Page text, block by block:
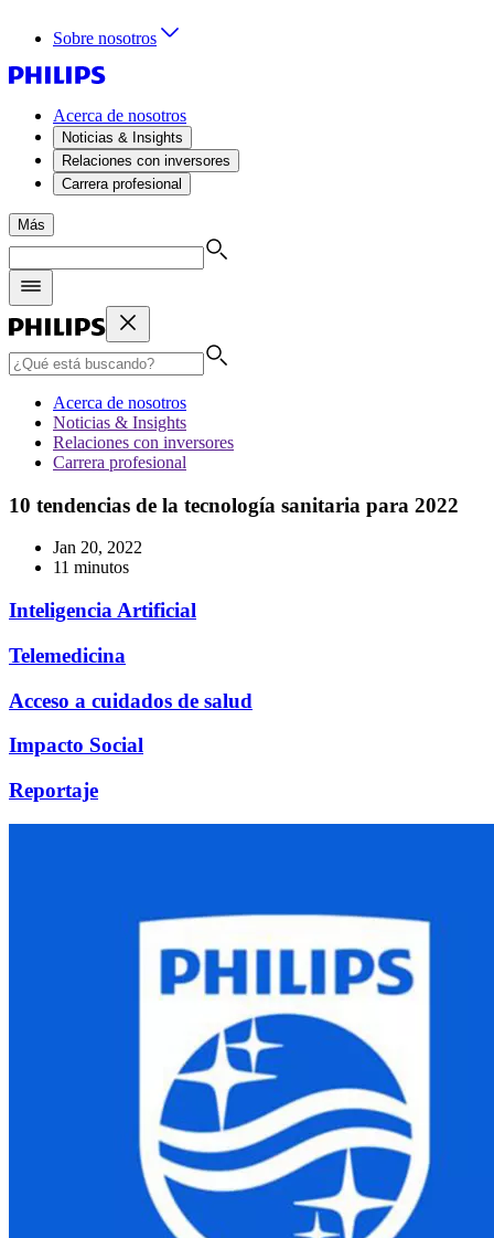
Sobre nosotros
Acerca de nosotros
Noticias & Insights
Relaciones con inversores
Carrera profesional
Más
Acerca de nosotros
Noticias & Insights
Relaciones con inversores
Carrera profesional
10 tendencias de la tecnología sanitaria para 2022
Jan 20, 2022
11 minutos
Inteligencia Artificial
Telemedicina
Acceso a cuidados de salud
Impacto Social
Reportaje